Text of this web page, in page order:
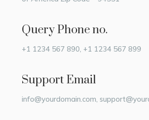
Query Phone no.
+1 1234 567 890 +1 1234 567 899
Support Email
info@yourdomain.com